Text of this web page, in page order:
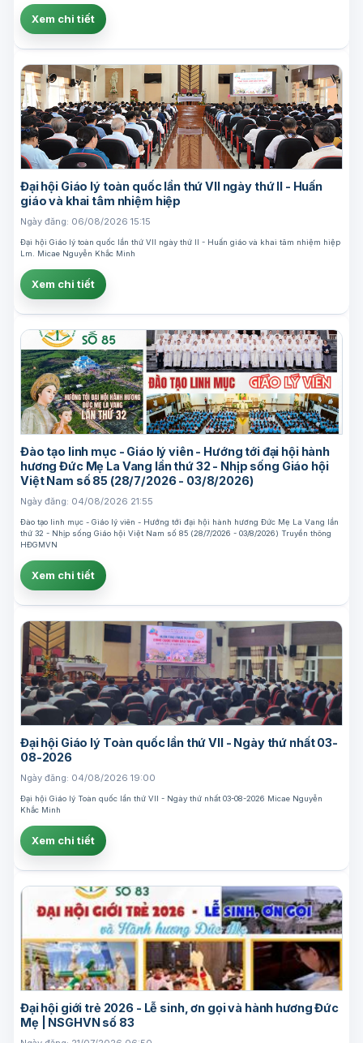
Xem chi tiết
Đại hội Giáo lý toàn quốc lần thứ VII ngày thứ II - Huấn
giáo và khai tâm nhiệm hiệp
Ngày đăng: 06/08/2026 15:15
Đại hội Giáo lý toàn quốc lần thứ VII ngày thứ II - Huấn giáo và khai tâm nhiệm hiệp
Lm. Micae Nguyễn Khắc Minh
Xem chi tiết
Đào tạo linh mục - Giáo lý viên - Hướng tới đại hội hành
hương Đức Mẹ La Vang lần thứ 32 - Nhịp sống Giáo hội
Việt Nam số 85 (28/7/2026 - 03/8/2026)
Ngày đăng: 04/08/2026 21:55
Đào tạo linh mục - Giáo lý viên - Hướng tới đại hội hành hương Đức Mẹ La Vang lần
thứ 32 - Nhịp sống Giáo hội Việt Nam số 85 (28/7/2026 - 03/8/2026) Truyền thông
HĐGMVN
Xem chi tiết
Đại hội Giáo lý Toàn quốc lần thứ VII - Ngày thứ nhất 03-
08-2026
Ngày đăng: 04/08/2026 19:00
Đại hội Giáo lý Toàn quốc lần thứ VII - Ngày thứ nhất 03-08-2026 Micae Nguyễn
Khắc Minh
Xem chi tiết
Đại hội giới trẻ 2026 - Lễ sinh, ơn gọi và hành hương Đức
Mẹ | NSGHVN số 83